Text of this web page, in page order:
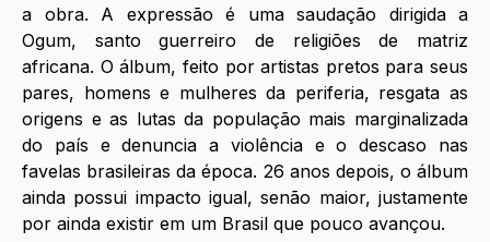
a obra. A expressão é uma saudação dirigida a
Ogum, santo guerreiro de religiões de matriz
africana. O álbum, feito por artistas pretos para seus
pares, homens e mulheres da periferia, resgata as
origens e as lutas da população mais marginalizada
do país e denuncia a violência e o descaso nas
favelas brasileiras da época. 26 anos depois, o álbum
ainda possui impacto igual, senão maior, justamente
por ainda existir em um Brasil que pouco avançou.